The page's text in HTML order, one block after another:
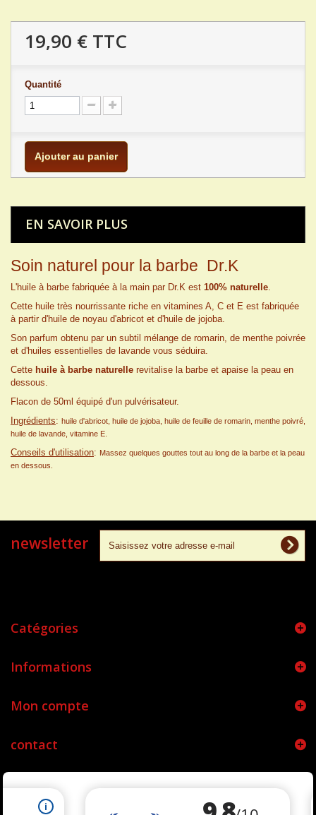
19,90 € TTC
Quantité
Ajouter au panier
EN SAVOIR PLUS
Soin naturel pour la barbe Dr.K
L'huile à barbe fabriquée à la main par Dr.K est 100% naturelle
Cette huile très nourrissante riche en vitamines A, C et E est fabriquée
à partir d'huile de noyau d'abricot et d'huile de jojoba.
Son parfum obtenu par un subtil mélange de romarin, de menthe poivrée
et d'huiles essentielles de lavande vous séduira.
Cette huile à barbe naturelle revitalise la barbe et apaise la peau en
dessous.
Flacon de 50ml équipé d'un pulvérisateur.
Ingrédients: huile d'abricot, huile de jojoba, huile de feuille de romarin, menthe poivré,
huile de lavande, vitamine E.
Conseils d'utilisation: Massez quelques gouttes tout au long de la barbe et la peau
en dessous.
newsletter
Catégories
Informations
Mon compte
contact